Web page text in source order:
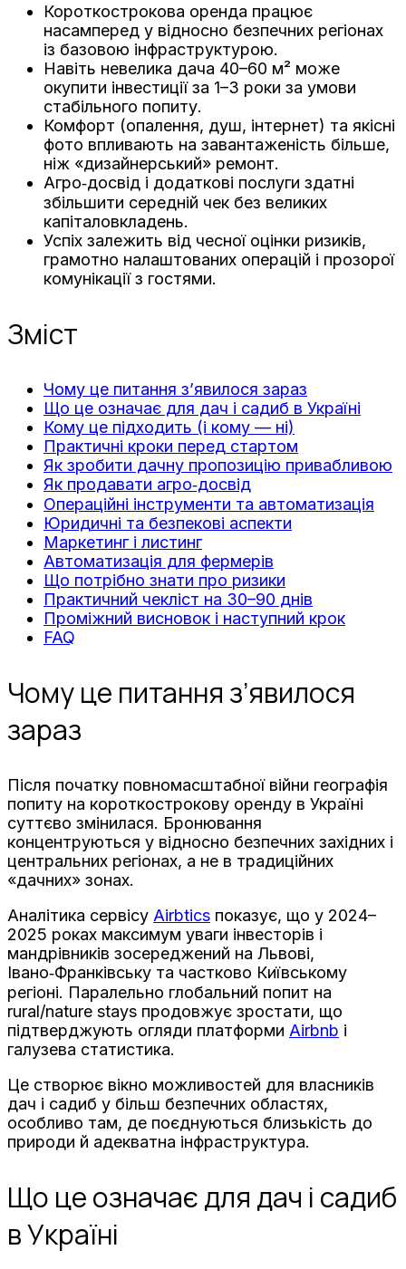
Короткострокова оренда працює
насамперед у відносно безпечних регіонах
із базовою інфраструктурою.
Навіть невелика дача 40–60 м² може
окупити інвестиції за 1–3 роки за умови
стабільного попиту.
Комфорт (опалення, душ, інтернет) та якісні
фото впливають на завантаженість більше,
ніж «дизайнерський» ремонт.
Агро‑досвід і додаткові послуги здатні
збільшити середній чек без великих
капіталовкладень.
Успіх залежить від чесної оцінки ризиків,
грамотно налаштованих операцій і прозорої
комунікації з гостями.
Зміст
Чому це питання з’явилося зараз
Що це означає для дач і садиб в Україні
Кому це підходить (і кому — ні)
Практичні кроки перед стартом
Як зробити дачну пропозицію привабливою
Як продавати агро‑досвід
Операційні інструменти та автоматизація
Юридичні та безпекові аспекти
Маркетинг і листинг
Автоматизація для фермерів
Що потрібно знати про ризики
Практичний чекліст на 30–90 днів
Проміжний висновок і наступний крок
FAQ
Чому це питання з’явилося
зараз
Після початку повномасштабної війни географія
попиту на короткострокову оренду в Україні
суттєво змінилася. Бронювання
концентруються у відносно безпечних західних і
центральних регіонах, а не в традиційних
«дачних» зонах.
Аналітика сервісу Airbtics показує, що у 2024–
2025 роках максимум уваги інвесторів і
мандрівників зосереджений на Львові,
Івано‑Франківську та частково Київському
регіоні. Паралельно глобальний попит на
rural/nature stays продовжує зростати, що
підтверджують огляди платформи Airbnb і
галузева статистика.
Це створює вікно можливостей для власників
дач і садиб у більш безпечних областях,
особливо там, де поєднуються близькість до
природи й адекватна інфраструктура.
Що це означає для дач і садиб
в Україні